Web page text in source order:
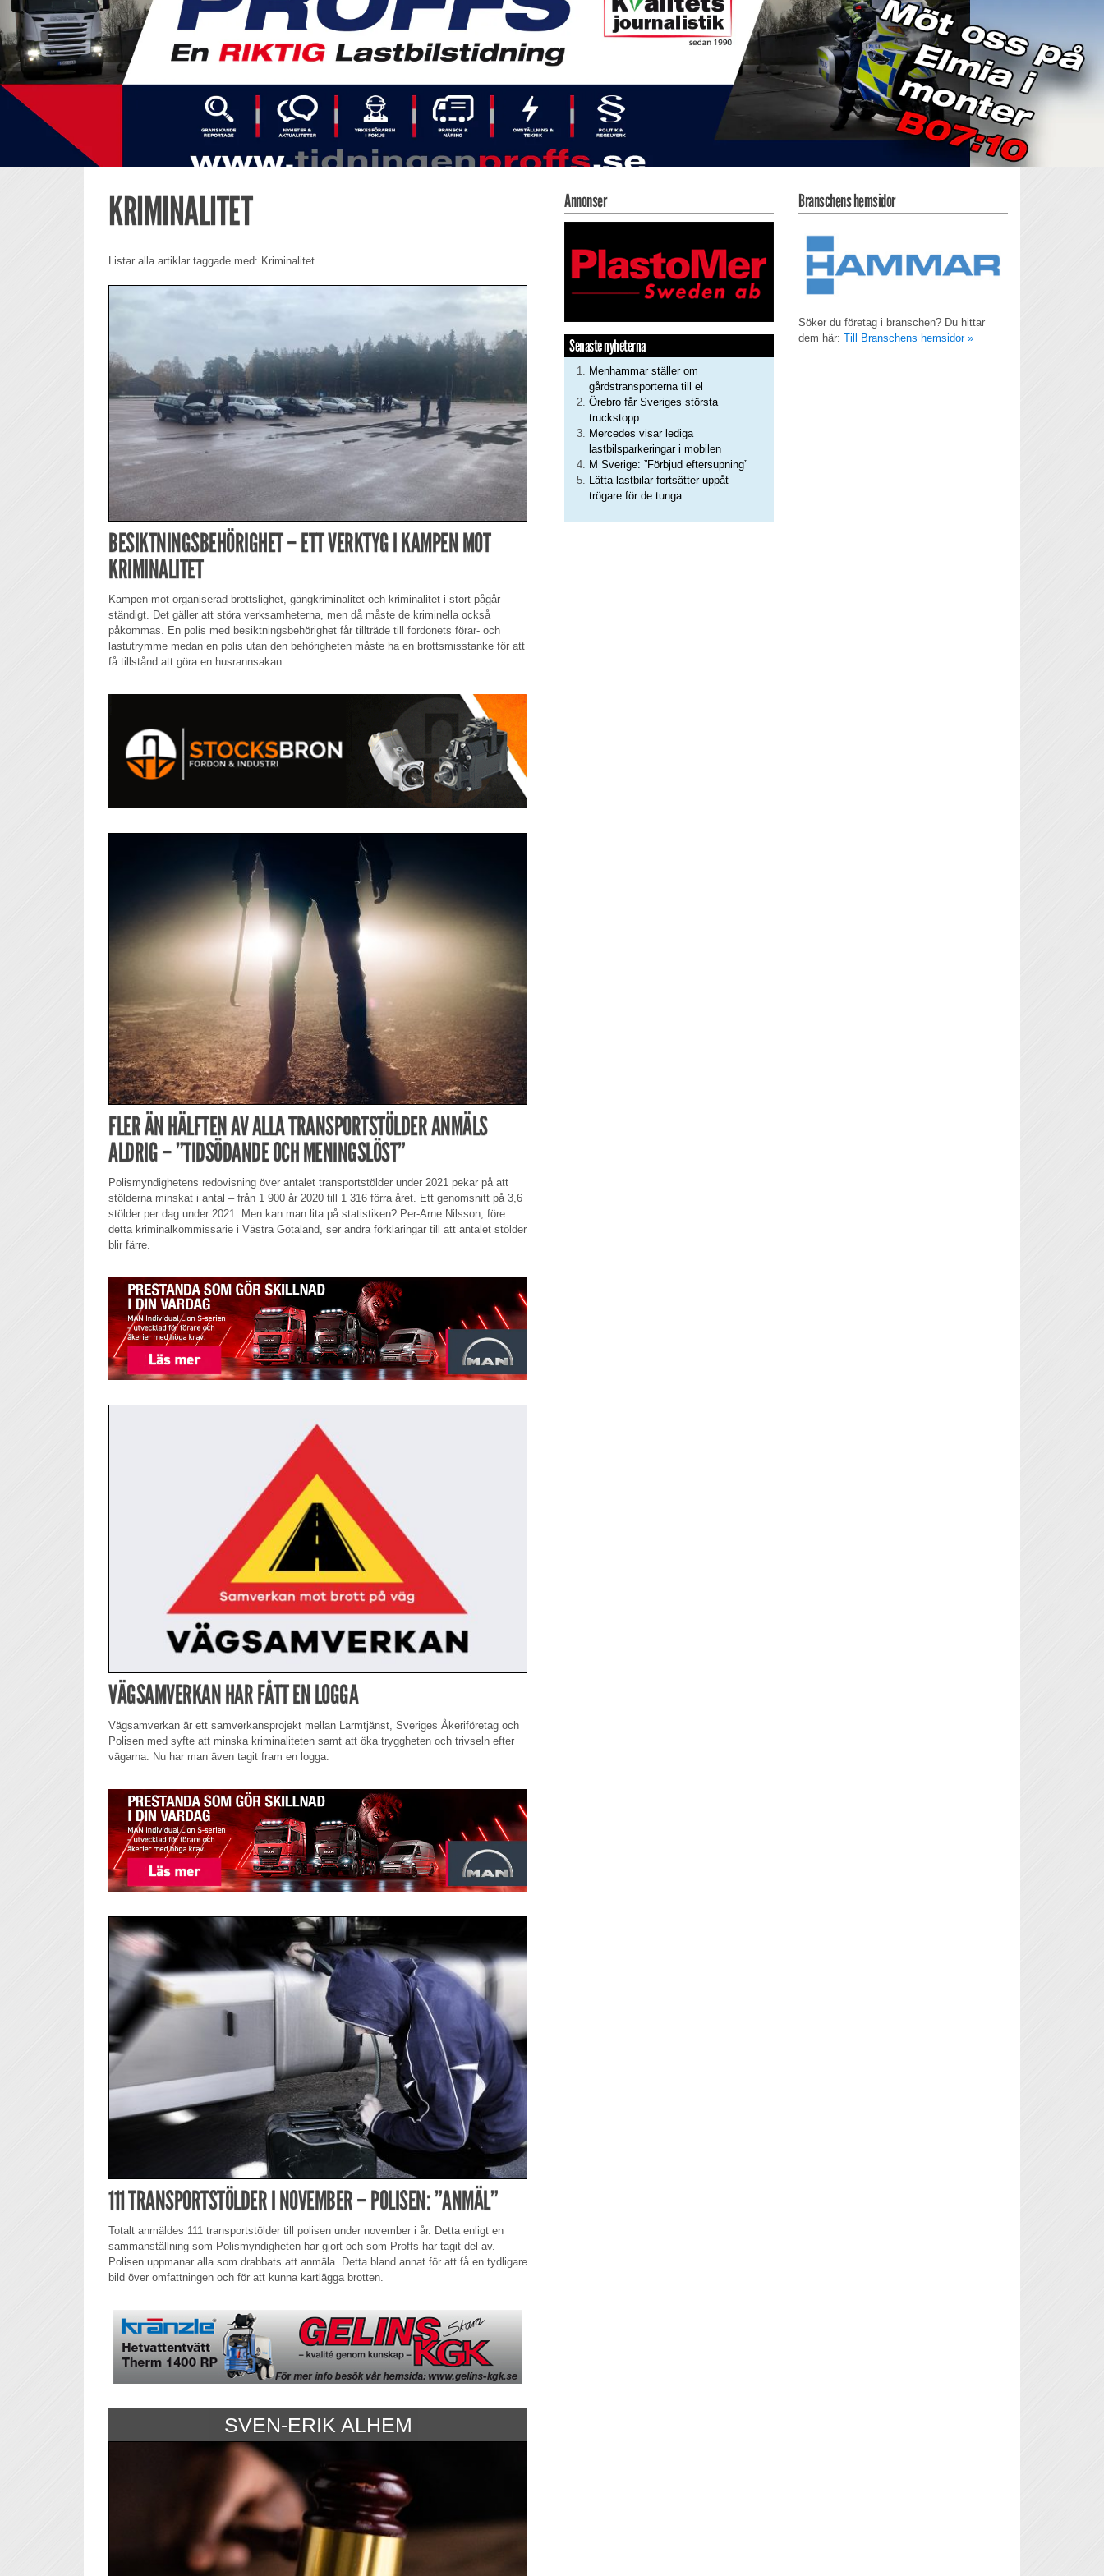
KRIMINALITET
Listar alla artiklar taggade med: Kriminalitet
BESIKTNINGSBEHÖRIGHET – ETT VERKTYG I KAMPEN MOT
KRIMINALITET
Kampen mot organiserad brottslighet, gängkriminalitet och kriminalitet i stort pågår
ständigt. Det gäller att störa verksamheterna, men då måste de kriminella också
påkommas. En polis med besiktningsbehörighet får tillträde till fordonets förar- och
lastutrymme medan en polis utan den behörigheten måste ha en brottsmisstanke för att
få tillstånd att göra en husrannsakan.
FLER ÄN HÄLFTEN AV ALLA TRANSPORTSTÖLDER ANMÄLS
ALDRIG – ”TIDSÖDANDE OCH MENINGSLÖST”
Polismyndighetens redovisning över antalet transportstölder under 2021 pekar på att
stölderna minskat i antal – från 1 900 år 2020 till 1 316 förra året. Ett genomsnitt på 3,6
stölder per dag under 2021. Men kan man lita på statistiken? Per-Arne Nilsson, före
detta kriminalkommissarie i Västra Götaland, ser andra förklaringar till att antalet stölder
blir färre.
VÄGSAMVERKAN HAR FÅTT EN LOGGA
Vägsamverkan är ett samverkansprojekt mellan Larmtjänst, Sveriges Åkeriföretag och
Polisen med syfte att minska kriminaliteten samt att öka tryggheten och trivseln efter
vägarna. Nu har man även tagit fram en logga.
111 TRANSPORTSTÖLDER I NOVEMBER – POLISEN: ”ANMÄL”
Totalt anmäldes 111 transportstölder till polisen under november i år. Detta enligt en
sammanställning som Polismyndigheten har gjort och som Proffs har tagit del av.
Polisen uppmanar alla som drabbats att anmäla. Detta bland annat för att få en tydligare
bild över omfattningen och för att kunna kartlägga brotten.
SVEN-ERIK ALHEM
Annonser
Senaste nyheterna
Menhammar ställer om
gårdstransporterna till el
Örebro får Sveriges största
truckstopp
Mercedes visar lediga
lastbilsparkeringar i mobilen
M Sverige: ”Förbjud eftersupning”
Lätta lastbilar fortsätter uppåt –
trögare för de tunga
Branschens hemsidor
Söker du företag i branschen? Du hittar
dem här: Till Branschens hemsidor »